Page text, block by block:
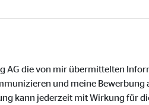
AG die von mir übermittelten
und meine
kann jederzeit mit Wirkung für